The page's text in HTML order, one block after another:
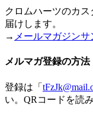
クロムハーツのカ
届けします。
→ メールマガジン
メルマガ登録の方法
登録は「
い。QRコードを読